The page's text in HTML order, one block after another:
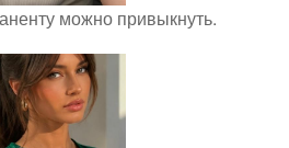
можно привыкнуть.